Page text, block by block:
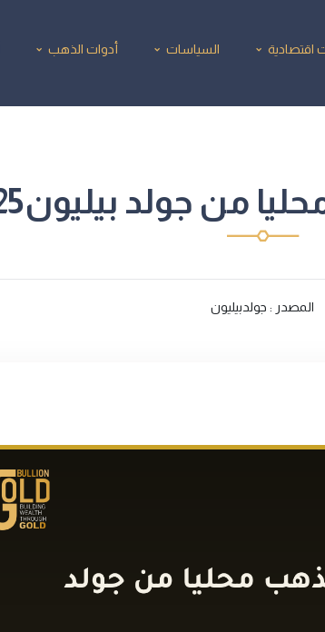
اقتصادية السياسات أدوات الذهب
من جولد بيليون22/8/2025
المصدر : جولدبيليون